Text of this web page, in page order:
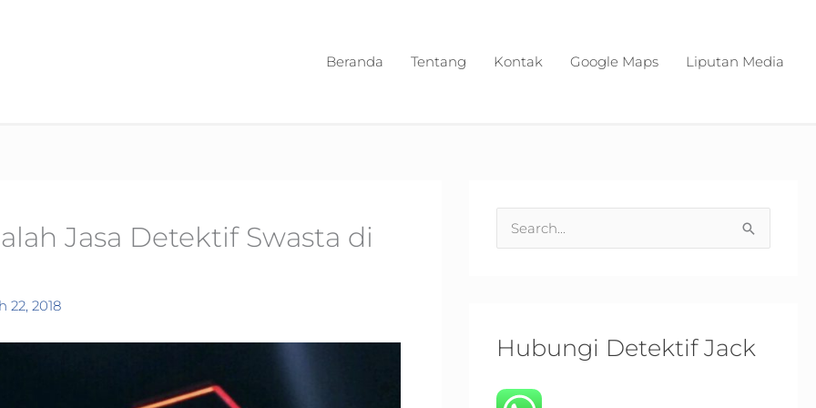
Beranda
Tentang Kontak Google Maps Liputan Media
Jasa Detektif Swasta di
22, 2018
e
hHubungi Detektif Jack